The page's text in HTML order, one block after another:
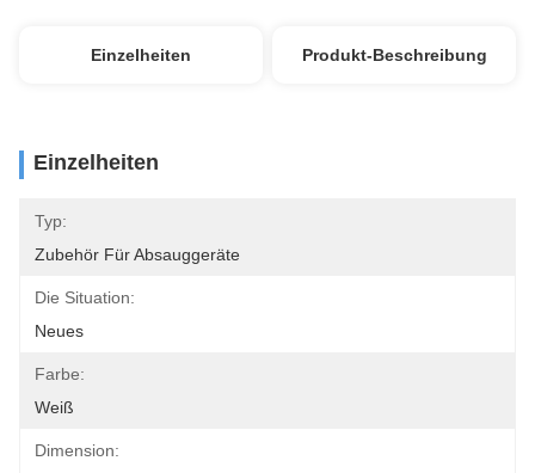
Einzelheiten Produkt-Beschreibung
Einzelheiten
Typ:
Zubehör Für Absauggeräte
Die Situation:
Neues
Farbe:
Weiß
Dimension: